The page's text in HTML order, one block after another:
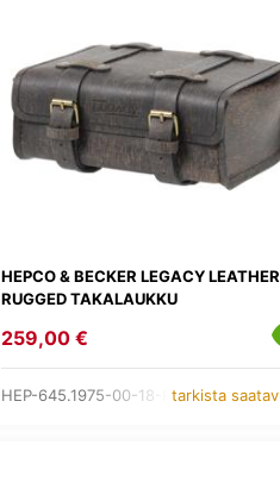
HEPCO & BECKER LEGACY LEATHER
RUGGED TAKALAUKKU
259,00 €
HEP-645.1975-00-18-R tarkista